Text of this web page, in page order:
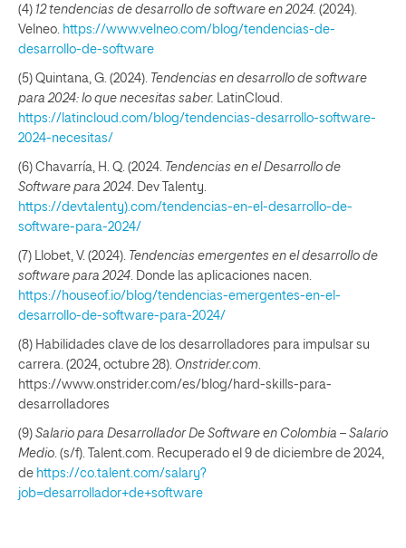
(4) 12 tendencias de desarrollo de software en 2024. (2024).
Velneo. https://www.velneo.com/blog/tendencias-de-
desarrollo-de-software
(5) Quintana, G. (2024). Tendencias en desarrollo de software
para 2024: lo que necesitas saber. LatinCloud.
https://latincloud.com/blog/tendencias-desarrollo-software-
2024-necesitas/
(6) Chavarría, H. Q. (2024. Tendencias en el Desarrollo de
Software para 2024. Dev Talenty.
https://devtalenty).com/tendencias-en-el-desarrollo-de-
software-para-2024/
(7) Llobet, V. (2024). Tendencias emergentes en el desarrollo de
software para 2024. Donde las aplicaciones nacen.
https://houseof.io/blog/tendencias-emergentes-en-el-
desarrollo-de-software-para-2024/
(8) Habilidades clave de los desarrolladores para impulsar su
carrera. (2024, octubre 28). Onstrider.com.
https://www.onstrider.com/es/blog/hard-skills-para-
desarrolladores
(9) Salario para Desarrollador De Software en Colombia – Salario
Medio. (s/f). Talent.com. Recuperado el 9 de diciembre de 2024,
de https://co.talent.com/salary?
job=desarrollador+de+software